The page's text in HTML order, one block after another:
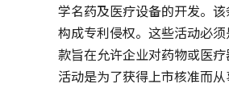
学名药及医疗设备的开发。
构成专利侵权。这些活动必
款旨在允许企业对药物或医
活动是为了获得上市核准而从